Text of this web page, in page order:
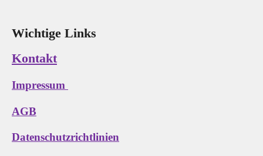
Wichtige Links
Kontakt
Impressum
AGB
Datenschutzrichtlinien